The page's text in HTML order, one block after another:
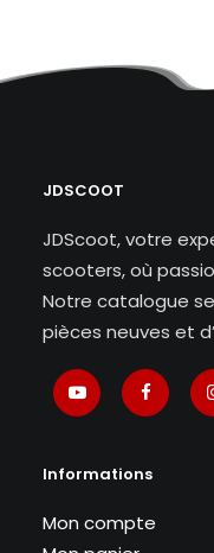
JDSCOOT
JDScoot, votre
scooters, où
Notre catalogue
pièces neuves et
Informations
Mon compte